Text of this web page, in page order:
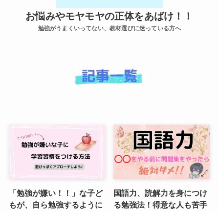
お悩みやモヤモヤの正体をあばけ！！
勉強がうまくいってない、教材選びに迷っている方へ
「勉強が嫌い！！」な子ど
もが、自ら勉強するように
国語力、読解力を身につけ
る勉強法！得意な人も苦手